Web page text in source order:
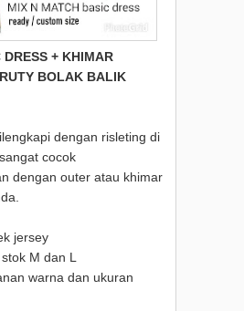
DRESS + KHIMAR
BOLAK BALIK
dengan risleting di
cocok
dengan outer atau khimar
jersey
M dan L
warna dan ukuran